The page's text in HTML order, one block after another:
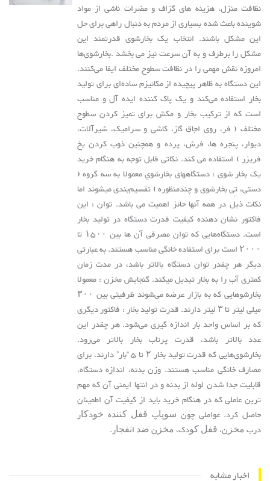
نظافت منزل، هزینه های گزاف و مضرات ناشی از مواد
شوینده باعث شده بسیاری از مردم به دنبال راهی برای حل
این مشکل باشند. انتخاب یک بخارشوی قدرتمند این
مشکل را برطرف و به آن سرعت نیز می بخشد .بخارشوی‌ها
امروزه نقش مهمی را در نظافت سطوح مختلف ایفا می‌کنند.
این دستگاه به ظاهر پیچیده از مکانیزم ساده‌ای برای تولید
بخار استفاده می‌کند و یک پاک کننده ایده آل و مناسب
است که از ترکیب بخار و مکش برای تمیز کردن سطوح
مختلف ( فر، روی اجاق گاز، کاشی و سرامیک، شیرآلات،
دیوار، پنجره ها، فرش، پرده و همچنین ذوب کردن یخ
فریزر ) استفاده می کند. نکاتی قابل توجه به هنگام خرید
یک بخار شوی : دستگاه‏های بخارشوي معمولا به سه گروه (
دستی، تِی بخارشوی و چندمنظوره ) تقسیم‌بندی می‏شوند اما
نکات ذیل در همه آنها حائز اهمیت می باشد. توان : این
فاکتور نشان دهنده کیفیت قدرت دستگاه در تولید بخار
است. دستگاه‌هایی که توان مصرفی آن ها بین ۱۵۰۰ تا
۲۰۰۰ است برای استفاده خانگی مناسب هستند. به عبارتی
دیگر هر چقدر توان دستگاه بالاتر باشد، در مدت زمان
کمتری آب را به بخار تبدیل میکند. گنجایش مخزن : معمولا
بخارشوهایی که به بازار عرضه می‌شوند ظرفیتی بین ۳۰۰
میلی لیتر تا ۳ لیتر دارند. قدرت تولید بخار : فاکتور دیگری
که بر اساس واحد بار اندازه گیری می‌شود. هر چقدر این
عدد بالاتر باشد، قدرت پرتاب بخار بالاتر می‌رود.
بخارشوی‌هایی که قدرت تولید بخار ۲ تا ۵ “بار” دارند، برای
مصارف خانگی مناسب هستند. وزن بدنه، اندازه دستگاه،
قابلیت جدا شدن لوله از بدنه و در انتها ایمنی آن که مهم
ترین عاملی که در هنگام خرید باید از کیفیت آن اطمینان
حاصل کرد. عواملی چون ﺳﻮﭘﺎپ ﻗﻔﻞ ﮐﻨﻨﺪه ﺧﻮدﮐﺎر
درب ﻣﺨﺰن، ﻗﻔﻞ ﮐﻮدک، ﻣﺨﺰن ﺿﺪ اﻧﻔﺠﺎر.
اخبار مشابه